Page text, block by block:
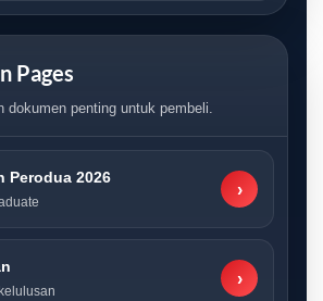
Pages
dokumen penting untuk pembeli.
Perodua 2026
›
›